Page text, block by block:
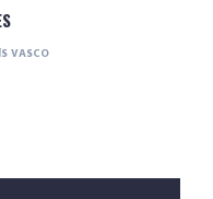
VASCO